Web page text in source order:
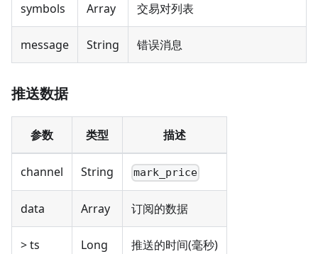
symbols Array 交易对列表
message String 错误消息
推送数据
参数 类型 描述
channel String mark_price
data Array 订阅的数据
> ts Long 推送的时间(毫秒)